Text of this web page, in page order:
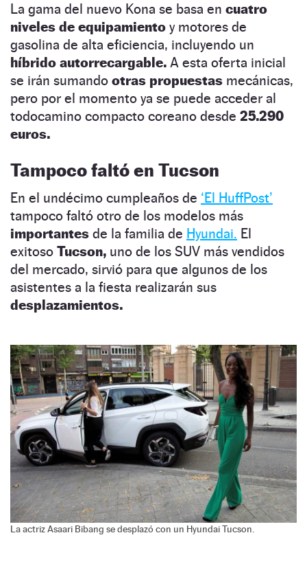
La gama del nuevo Kona se basa en cuatro
niveles de equipamiento y motores de
gasolina de alta eficiencia, incluyendo un
híbrido autorrecargable. A esta oferta inicial
se irán sumando otras propuestas mecánicas,
pero por el momento ya se puede acceder al
todocamino compacto coreano desde 25.290
euros.
Tampoco faltó en Tucson
En el undécimo cumpleaños de ‘El HuffPost’
tampoco faltó otro de los modelos más
importantes de la familia de Hyundai. El
exitoso Tucson, uno de los SUV más vendidos
del mercado, sirvió para que algunos de los
asistentes a la fiesta realizarán sus
desplazamientos.
La actriz Asaari Bibang se desplazó con un Hyundai Tucson.